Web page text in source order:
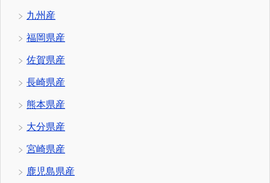
九州産
福岡県産
佐賀県産
長崎県産
熊本県産
大分県産
宮崎県産
鹿児島県産